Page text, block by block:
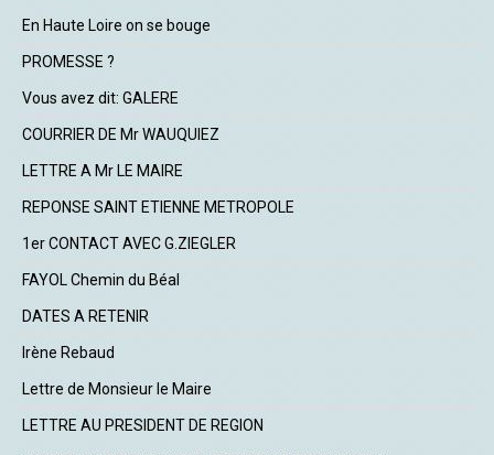
En Haute Loire on se bouge
PROMESSE ?
Vous avez dit: GALERE
COURRIER DE Mr WAUQUIEZ
LETTRE A Mr LE MAIRE
REPONSE SAINT ETIENNE METROPOLE
1er CONTACT AVEC G.ZIEGLER
FAYOL Chemin du Béal
DATES A RETENIR
Irène Rebaud
Lettre de Monsieur le Maire
LETTRE AU PRESIDENT DE REGION